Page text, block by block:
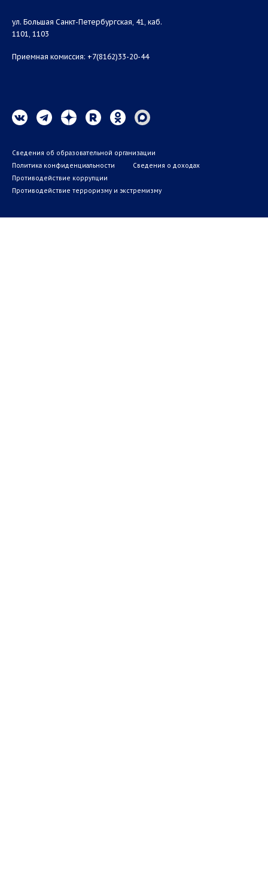
ул. Большая Санкт-Петербургская, 41, каб.
1101, 1103
Приемная комиссия: +7(8162)33-20-44
Сведения об образовательной организации
Политика конфиденциальности
Сведения о доходах
Противодействие коррупции
Противодействие терроризму и экстремизму